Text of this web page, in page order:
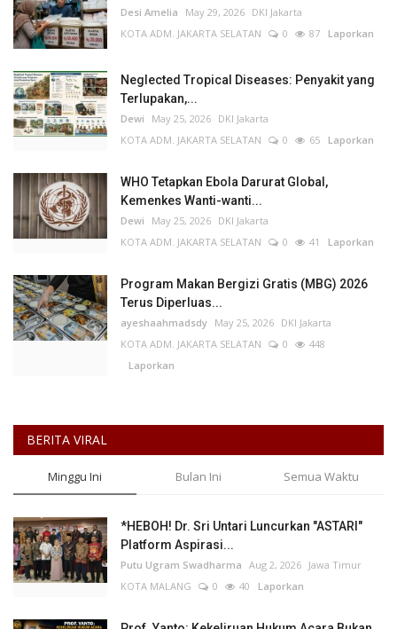
Desi Amelia May 29, 2026 DKI Jakarta
KOTA ADM. JAKARTA SELATAN
0 87 Laporkan
Neglected Tropical Diseases: Penyakit yang
Terlupakan,...
Dewi May 25, 2026 DKI Jakarta
KOTA ADM. JAKARTA SELATAN
0 65 Laporkan
WHO Tetapkan Ebola Darurat Global,
Kemenkes Wanti-wanti...
Dewi May 25, 2026 DKI Jakarta
KOTA ADM. JAKARTA SELATAN
0 41 Laporkan
Program Makan Bergizi Gratis (MBG) 2026
Terus Diperluas...
ayeshaahmadsdy May 25, 2026 DKI Jakarta
KOTA ADM. JAKARTA SELATAN
0
448
Laporkan
BERITA VIRAL
Minggu Ini Bulan Ini Semua Waktu
*HEBOH! Dr. Sri Untari Luncurkan "ASTARI"
Platform Aspirasi...
Putu Ugram Swadharma Aug 2, 2026 Jawa Timur
KOTA MALANG
0 40 Laporkan